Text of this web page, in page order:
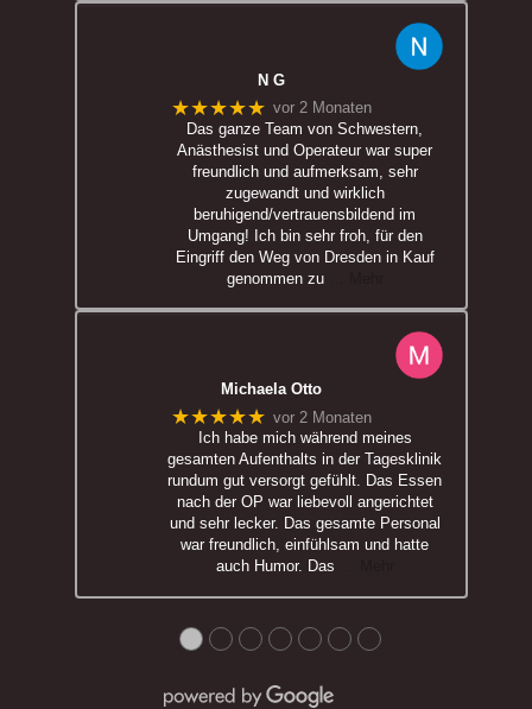
N G
★★★★★ vor 2 Monaten
Das ganze Team von Schwestern,
Anästhesist und Operateur war super
freundlich und aufmerksam, sehr
zugewandt und wirklich
beruhigend/vertrauensbildend im
Umgang! Ich bin sehr froh, für den
Eingriff den Weg von Dresden in Kauf
genommen zu
Michaela Otto
★★★★★ vor 2 Monaten
Ich habe mich während meines
gesamten Aufenthalts in der Tagesklinik
rundum gut versorgt gefühlt. Das Essen
nach der OP war liebevoll angerichtet
und sehr lecker. Das gesamte Personal
war freundlich, einfühlsam und hatte
auch Humor. Das
●●●●●●●